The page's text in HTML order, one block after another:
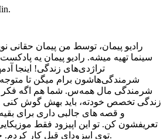
راديو پیمان،‌ توسط من پیمان حقانی
سینما تهیه میشه. رادیو پیمان یه
تراژدی‌های زندگی! اینجا
شرمندگی‌هاشون برام میگن تا
شرمندگی مال همه‌س. شما هم اگه فکر
زندگی تخصص خودته، باید بهش گوش کنی و
و قصه های جالبی داری برای
تعریفشون کن. تو این اپیزود فقط
توی اپیزودای قبل کار کردم. خوش بگذره بهتون.